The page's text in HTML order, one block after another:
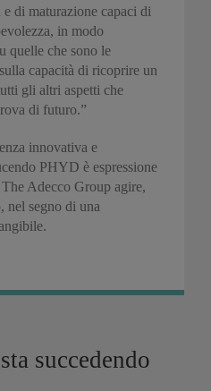
di maturazione capaci di
in modo
quelle che sono le
capacità di ricoprire un
gli altri aspetti che
di futuro.”
innovativa e
PHYD è espressione
Adecco Group agire,
nel segno di una
succedendo